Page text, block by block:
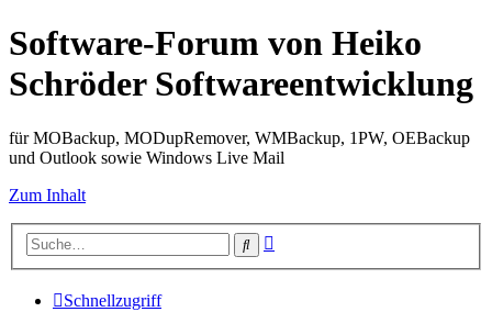
Software-Forum von Heiko
Schröder Softwareentwicklung
für MOBackup, MODupRemover, WMBackup, 1PW, OEBackup
und Outlook sowie Windows Live Mail
Zum Inhalt
Suche
Schnellzugriff